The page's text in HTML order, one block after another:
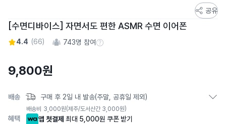
토
어
스
리
세
이
공유
[수면디바이스] 자면서도 편한 ASMR 수면 이어폰
4.4 (66) 743명 참여참여 수 정보
9,800원
배송 구매 후 2일 내 발송(주말, 공휴일 제외)
배송비 3,000원(제주/도서산간 3,000원)
혜택 앱 첫결제 최대 5,000원 쿠폰 받기